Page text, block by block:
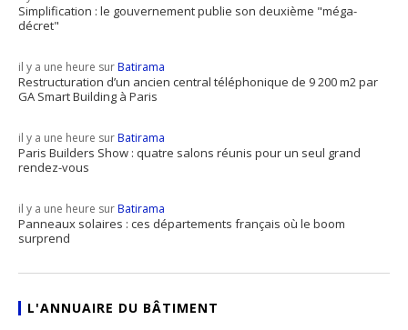
Simplification : le gouvernement publie son deuxième "méga-
décret"
il y a une heure surBatirama
Restructuration d’un ancien central téléphonique de 9 200 m2 par
GA Smart Building à Paris
il y a une heure surBatirama
Paris Builders Show : quatre salons réunis pour un seul grand
rendez-vous
il y a une heure surBatirama
Panneaux solaires : ces départements français où le boom
surprend
L'ANNUAIRE DU BÂTIMENT